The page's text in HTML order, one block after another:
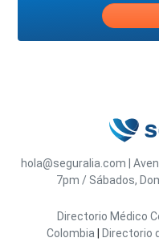
hola@seguralia.com
7pm / Sábados,
Directorio Médico
Colombia
Directorio